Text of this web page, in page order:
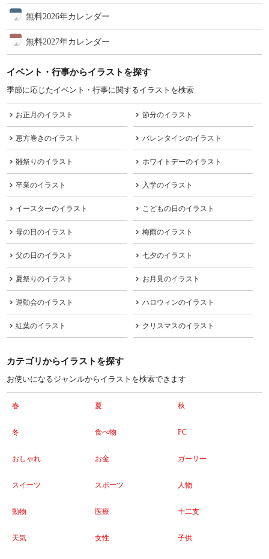
無料2026年カレンダー
無料2027年カレンダー
イベント・行事からイラストを探す
季節に応じたイベント・行事に関するイラストを検索
お正月のイラスト 節分のイラスト
恵方巻きのイラスト バレンタインのイラスト
雛祭りのイラスト ホワイトデーのイラスト
卒業のイラスト 入学のイラスト
イースターのイラスト こどもの日のイラスト
母の日のイラスト 梅雨のイラスト
父の日のイラスト 七夕のイラスト
夏祭りのイラスト お月見のイラスト
運動会のイラスト ハロウィンのイラスト
紅葉のイラスト クリスマスのイラスト
カテゴリからイラストを探す
お使いになるジャンルからイラストを検索できます
春 夏 秋
冬 食べ物 PC
おしゃれ お金 ガーリー
スイーツ スポーツ 人物
動物 医療 十二支
天気 女性 子供